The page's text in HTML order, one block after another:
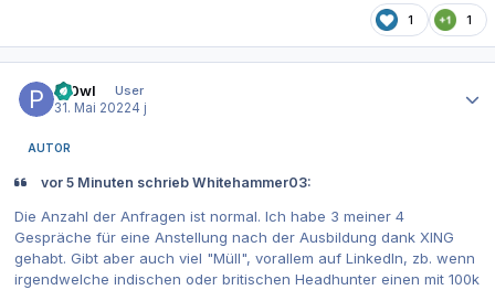
1 1
Pr0wl
User
31. Mai 20224 j
AUTOR
vor 5 Minuten schrieb Whitehammer03:
Die Anzahl der Anfragen ist normal. Ich habe 3 meiner 4
Gespräche für eine Anstellung nach der Ausbildung dank XING
gehabt. Gibt aber auch viel "Müll", vorallem auf LinkedIn, zb. wenn
irgendwelche indischen oder britischen Headhunter einen mit 100k